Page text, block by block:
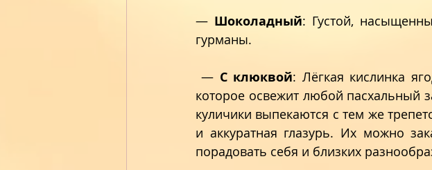
— Шоколадный: Густой,
гурманы.
— С клюквой: Лёгкая кислинка
которое освежит любой пасхальный
куличики выпекаются с тем же
и аккуратная глазурь. Их можно
порадовать себя и близких